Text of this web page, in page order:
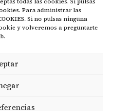
Para administrar las
Si no pulsas ninguna
y volveremos a preguntarte